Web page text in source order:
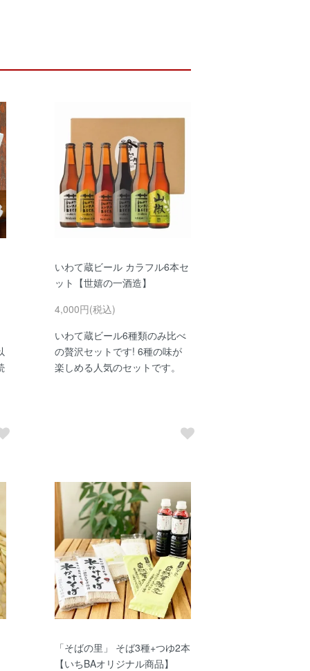
いわて蔵ビール カラフル6本セ
ット【世嬉の一酒造】
4,000円(税込)
いわて蔵ビール6種類のみ比べ
の贅沢セットです! 6種の味が
楽しめる人気のセットです。
「そばの里」 そば3種+つゆ2本
【いちBAオリジナル商品】